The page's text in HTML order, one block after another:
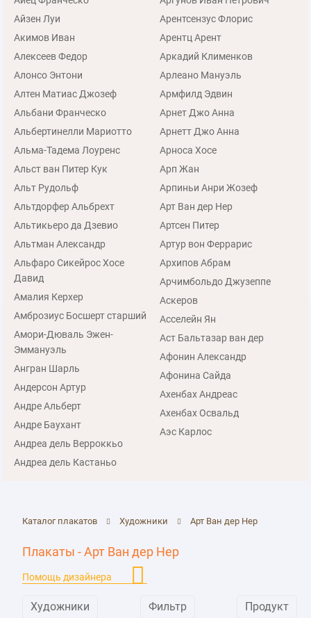
Айзен Луи
Акимов Иван
Алексеев Федор
Алонсо Энтони
Алтен Матиас Джозеф
Альбани Франческо
Альбертинелли Мариотто
Альма-Тадема Лоуренс
Альст ван Питер Кук
Альт Рудольф
Альтдорфер Альбрехт
Альтикьеро да Дзевио
Альтман Александр
Альфаро Сикейрос Хосе
Давид
Амалия Керхер
Амброзиус Босшерт старший
Амори-Дюваль Эжен-
Эммануэль
Ангран Шарль
Андерсон Артур
Андре Альберт
Андре Баухант
Андреа дель Верроккьо
Андреа дель Кастаньо
Арентсензус Флорис
Арентц Арент
Аркадий Клименков
Арлеано Мануэль
Армфилд Эдвин
Арнет Джо Анна
Арнетт Джо Анна
Арноса Хосе
Арп Жан
Арпиньи Анри Жозеф
Арт Ван дер Нер
Артсен Питер
Артур вон Феррарис
Архипов Абрам
Арчимбольдо Джузеппе
Аскеров
Асселейн Ян
Аст Бальтазар ван дер
Афонин Александр
Афонина Сайда
Ахенбах Андреас
Ахенбах Освальд
Аэс Карлос
Каталог плакатов Художники Арт Ван дер Нер
Плакаты - Арт Ван дер Нер
Помощь дизайнера
Художники Фильтр Продукт